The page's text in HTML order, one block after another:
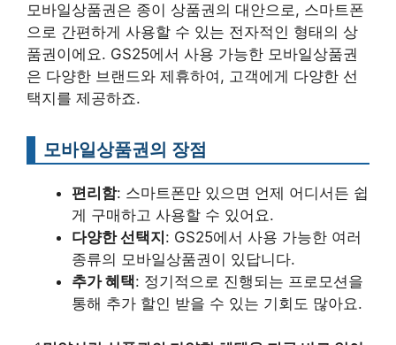
모바일상품권은 종이 상품권의 대안으로, 스마트폰
으로 간편하게 사용할 수 있는 전자적인 형태의 상
품권이에요. GS25에서 사용 가능한 모바일상품권
은 다양한 브랜드와 제휴하여, 고객에게 다양한 선
택지를 제공하죠.
모바일상품권의 장점
편리함: 스마트폰만 있으면 언제 어디서든 쉽
게 구매하고 사용할 수 있어요.
다양한 선택지 : GS25에서 사용 가능한 여러
종류의 모바일상품권이 있답니다.
추가 혜택: 정기적으로 진행되는 프로모션을
통해 추가 할인 받을 수 있는 기회도 많아요.